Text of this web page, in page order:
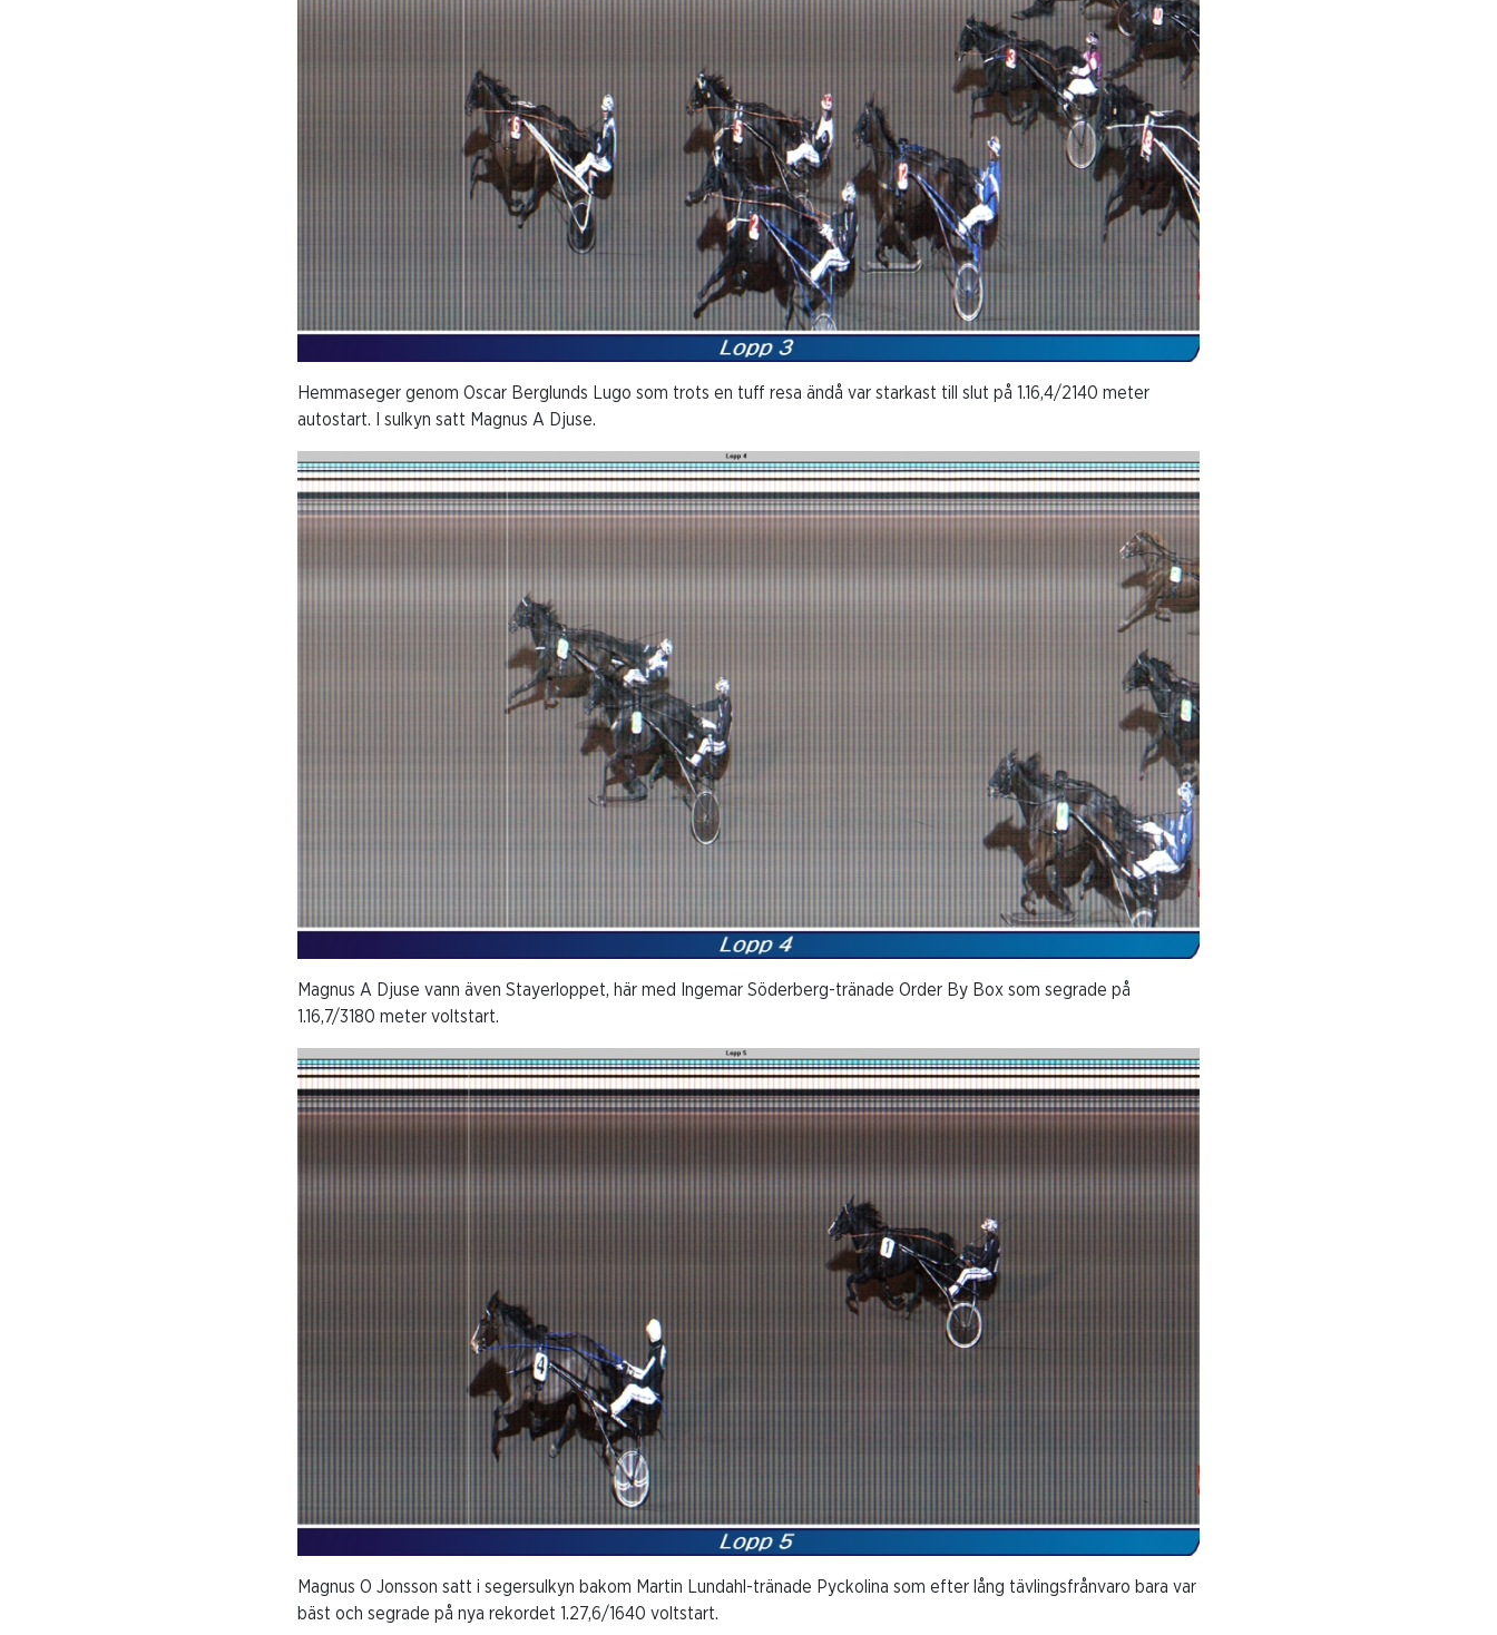
Hemmaseger genom Oscar Berglunds Lugo som trots en tuff resa ändå var starkast till slut på 1.16,4/2140 meter
autostart. I sulkyn satt Magnus A Djuse.
Magnus A Djuse vann även Stayerloppet, här med Ingemar Söderberg-tränade Order By Box som segrade på
1.16,7/3180 meter voltstart.
Magnus O Jonsson satt i segersulkyn bakom Martin Lundahl-tränade Pyckolina som efter lång tävlingsfrånvaro bara var
bäst och segrade på nya rekordet 1.27,6/1640 voltstart.